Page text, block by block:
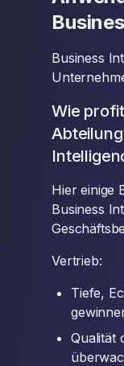
Business
Wie
Hier einige
Business
Vertrieb:
Tiefe,
Qualität